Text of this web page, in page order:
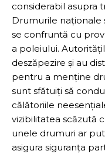
considerabil asupra
Drumurile naționale
se confruntă cu
a poleiului.
deszăpezire și au
pentru a menține
sunt sfătuiți să
călătoriile
vizibilitatea scăzută
unele drumuri ar
asigura siguranța